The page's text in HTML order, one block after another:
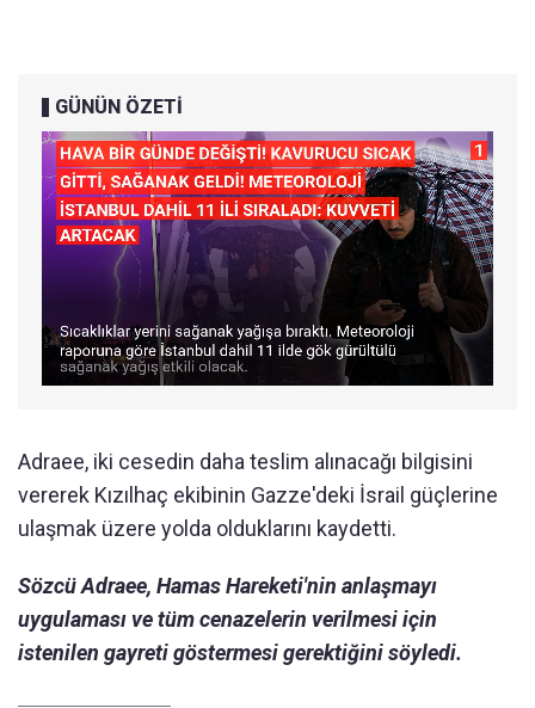
GÜNÜN ÖZETİ
Adraee, iki cesedin daha teslim alınacağı bilgisini
vererek Kızılhaç ekibinin Gazze'deki İsrail güçlerine
ulaşmak üzere yolda olduklarını kaydetti.
Sözcü Adraee, Hamas Hareketi'nin anlaşmayı
uygulaması ve tüm cenazelerin verilmesi için
istenilen gayreti göstermesi gerektiğini söyledi.